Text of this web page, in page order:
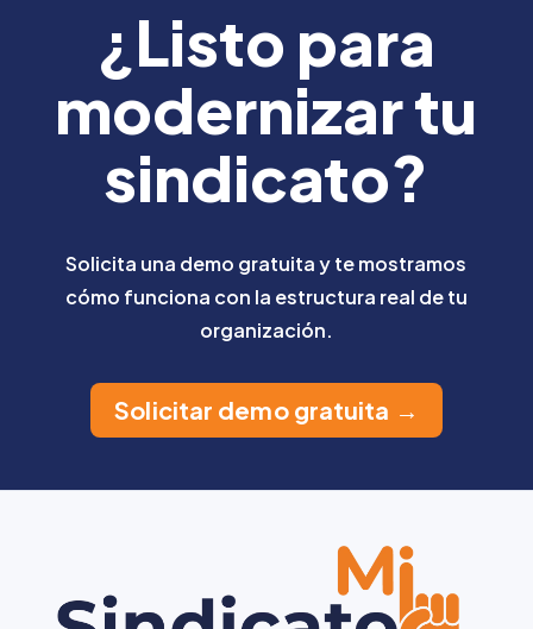
¿Listo para
modernizar tu
sindicato?
Solicita una demo gratuita y te mostramos
cómo funciona con la estructura real de tu
organización.
Solicitar demo gratuita →